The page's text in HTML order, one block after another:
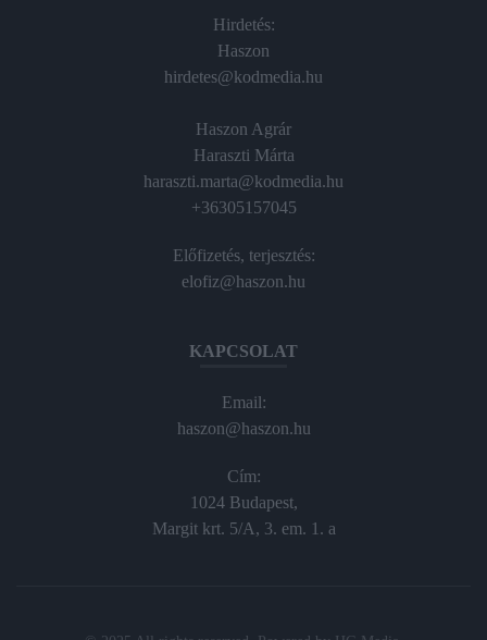
Hirdetés:
Haszon
hirdetes@kodmedia.hu
Haszon Agrár
Haraszti Márta
haraszti.marta@kodmedia.hu
+36305157045
Előfizetés, terjesztés:
elofiz@haszon.hu
KAPCSOLAT
Email:
haszon@haszon.hu
Cím:
1024 Budapest,
Margit krt. 5/A, 3. em. 1. a